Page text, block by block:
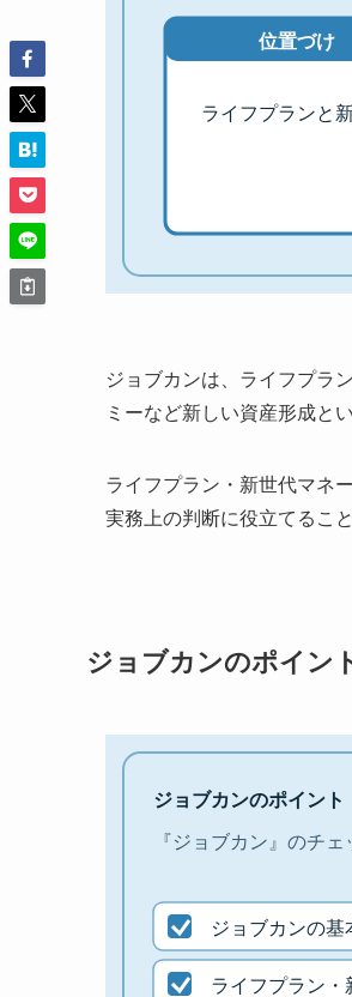
位置づけ
ライフプランと
ジョブカンは、ライフプラ
ミーなど新しい資産形成と
ライフプラン・新世代マネ
実務上の判断に役立てるこ
ジョブカンのポイン
ジョブカンのポイント
『ジョブカン』のチェ
ジョブカンの基
ライフプラン・